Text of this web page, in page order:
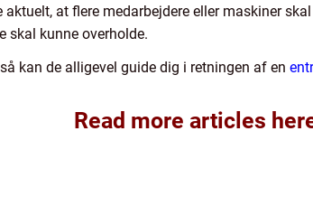
at flere medarbejdere eller maskiner
skal kunne overholde.
kan de alligevel guide dig i retningen af en
Read more articles